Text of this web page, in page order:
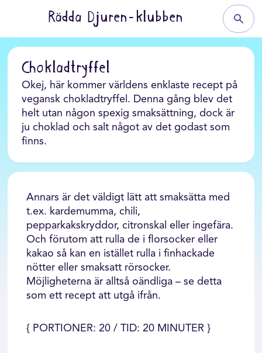
Rädda Djuren-klubben
Chokladtryffel
Okej, här kommer världens enklaste recept på
vegansk chokladtryffel. Denna gång blev det
helt utan någon spexig smaksättning, dock är
ju choklad och salt något av det godast som
finns.
Annars är det väldigt lätt att smaksätta med
t.ex. kardemumma, chili,
pepparkakskryddor, citronskal eller ingefära.
Och förutom att rulla de i florsocker eller
kakao så kan en istället rulla i finhackade
nötter eller smaksatt rörsocker.
Möjligheterna är alltså oändliga – se detta
som ett recept att utgå ifrån.
{ PORTIONER: 20 / TID: 20 MINUTER }